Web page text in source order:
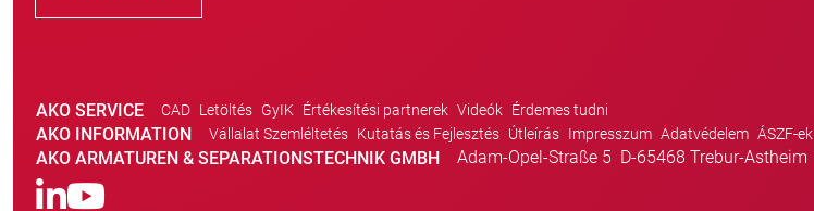
AKO SERVICE CAD Letöltés GyIK Értékesítési partnerek Videók Érdemes tudni
AKO INFORMATION Vállalat Szemléltetés Kutatás és Fejlesztés Útleírás Impresszum Adatvédelem ÁSZF-ek
AKO ARMATUREN & SEPARATIONSTECHNIK GMBH Adam-Opel-Straße 5 D-65468 Trebur-Astheim